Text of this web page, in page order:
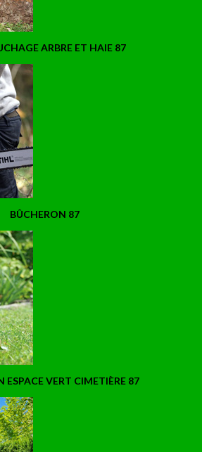
ARBRE ET HAIE 87
BÛCHERON 87
ESPACE VERT CIMETIÈRE 87